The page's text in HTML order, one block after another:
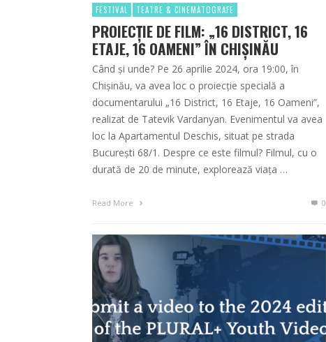
FESTIVAL TEATRE & CINEMATOGRAFE
PROIECȚIE DE FILM: „16 DISTRICT, 16
ETAJE, 16 OAMENI” ÎN CHIȘINĂU
Când și unde? Pe 26 aprilie 2024, ora 19:00, în
Chișinău, va avea loc o proiecție specială a
documentarului „16 District, 16 Etaje, 16 Oameni”,
realizat de Tatevik Vardanyan. Evenimentul va avea
loc la Apartamentul Deschis, situat pe strada
București 68/1. Despre ce este filmul? Filmul, cu o
durată de 20 de minute, explorează viața …
Read More 0